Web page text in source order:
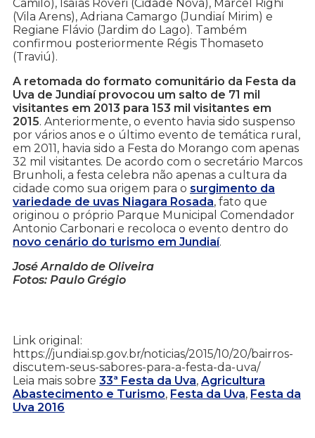
Camilo), Isaías Roveri (Cidade Nova), Marcel Righi
(Vila Arens), Adriana Camargo (Jundiaí Mirim) e
Regiane Flávio (Jardim do Lago). Também
confirmou posteriormente Régis Thomaseto
(Traviú).
A retomada do formato comunitário da Festa da
Uva de Jundiaí provocou um salto de 71 mil
visitantes em 2013 para 153 mil visitantes em
2015. Anteriormente, o evento havia sido suspenso
por vários anos e o último evento de temática rural,
em 2011, havia sido a Festa do Morango com apenas
32 mil visitantes. De acordo com o secretário Marcos
Brunholi, a festa celebra não apenas a cultura da
cidade como sua origem para o surgimento da
variedade de uvas Niagara Rosada, fato que
originou o próprio Parque Municipal Comendador
Antonio Carbonari e recoloca o evento dentro do
novo cenário do turismo em Jundiaí.
José Arnaldo de Oliveira
Fotos: Paulo Grégio
Link original:
https://jundiai.sp.gov.br/noticias/2015/10/20/bairros-
discutem-seus-sabores-para-a-festa-da-uva/
Leia mais sobre 33ª Festa da Uva, Agricultura
Abastecimento e Turismo, Festa da Uva, Festa da
Uva 2016